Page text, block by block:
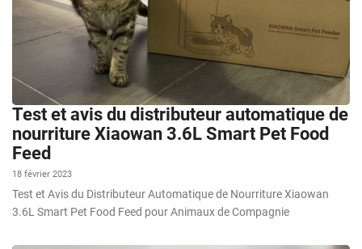
Test et avis du distributeur automatique de
nourriture Xiaowan 3.6L Smart Pet Food
Feed
18 février 2023
Test et Avis du Distributeur Automatique de Nourriture Xiaowan
3.6L Smart Pet Food Feed pour Animaux de Compagnie